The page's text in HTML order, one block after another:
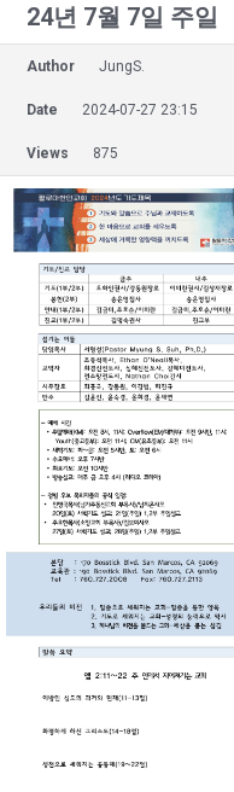
24년 7월 7일 주일
Author JungS.
Date 2024-07-27 23:15
Views 875